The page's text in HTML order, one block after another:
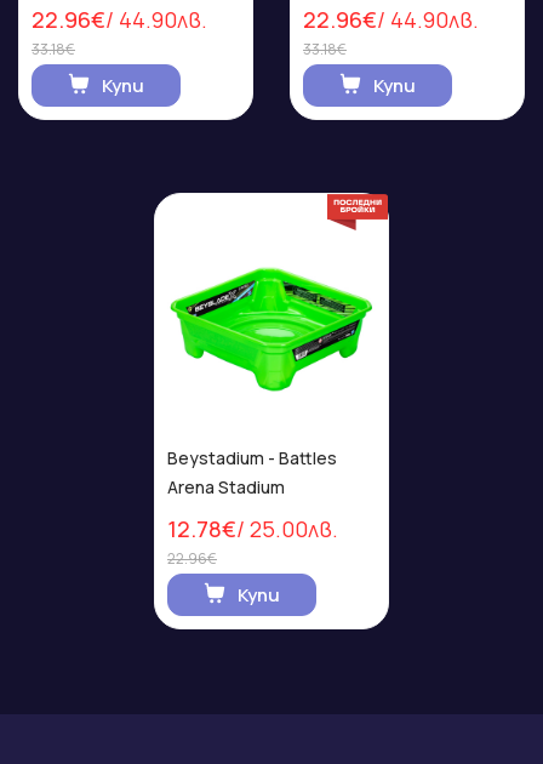
22.96€/ 44.90лв.
33.18€
Купи
22.96€/ 44.90лв.
33.18€
Купи
Beystadium - Battles
Arena Stadium
12.78€/ 25.00лв.
22.96€
Купи